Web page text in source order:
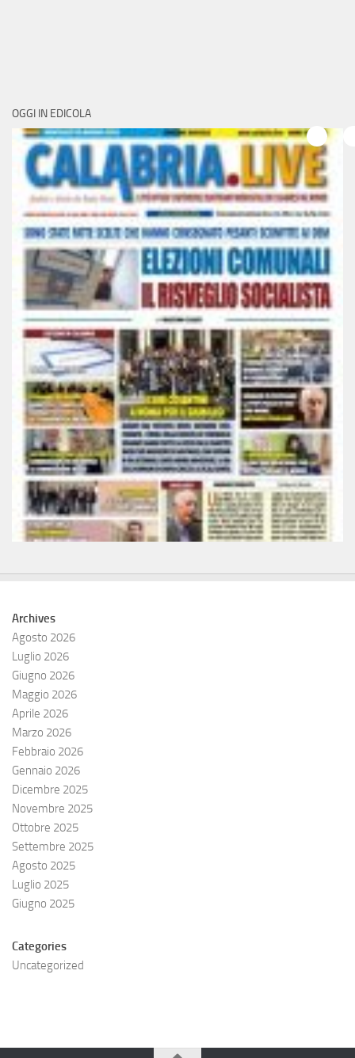
OGGI IN EDICOLA
Archives
Agosto 2026
Luglio 2026
Giugno 2026
Maggio 2026
Aprile 2026
Marzo 2026
Febbraio 2026
Gennaio 2026
Dicembre 2025
Novembre 2025
Ottobre 2025
Settembre 2025
Agosto 2025
Luglio 2025
Giugno 2025
Categories
Uncategorized